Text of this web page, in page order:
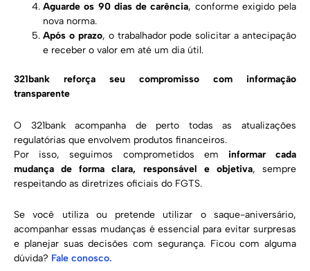
Aguarde os 90 dias de carência, conforme exigido pela
nova norma.
Após o prazo, o trabalhador pode solicitar a antecipação
e receber o valor em até um dia útil.
321bank reforça seu compromisso com informação
transparente
O 321bank acompanha de perto todas as atualizações
regulatórias que envolvem produtos financeiros.
Por isso, seguimos comprometidos em informar cada
mudança de forma clara, responsável e objetiva, sempre
respeitando as diretrizes oficiais do FGTS.
Se você utiliza ou pretende utilizar o saque-aniversário,
acompanhar essas mudanças é essencial para evitar surpresas
e planejar suas decisões com segurança. Ficou com alguma
dúvida? Fale conosco.